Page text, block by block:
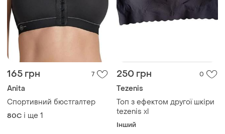
165 грн 7
Anita
Спортивний бюстгалтер
80C і ще 1
250 грн 0
Tezenis
Топ з ефектом другої шкіри
tezenis xl
Інший